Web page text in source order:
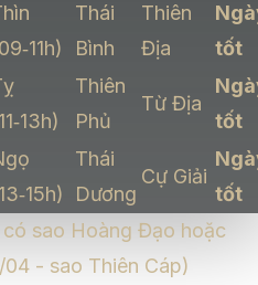
Thái
Bình
Thiên
Địa
tốt
Thiên
Phủ
Từ Địa
tốt
Thái
Dương
Cự Giải
tốt
sao Hoàng Đạo hoặc
- sao Thiên Cáp)